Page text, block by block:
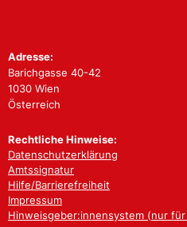
Adresse:
Barichgasse 40-42
1030 Wien
Österreich
Rechtliche Hinweise:
Datenschutzerklärung
Amtssignatur
Hilfe/Barrierefreiheit
Impressum
Hinweisgeber:innensystem (nur